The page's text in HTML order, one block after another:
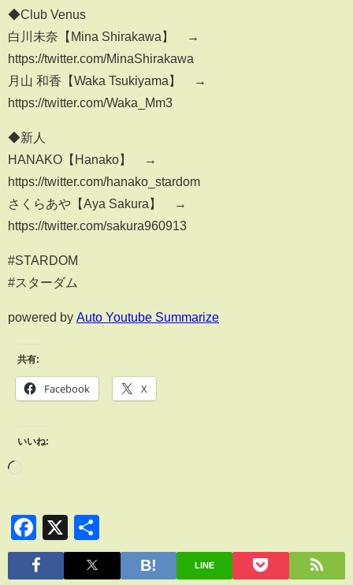
◆Club Venus
白川未奈【Mina Shirakawa】 →
https://twitter.com/MinaShirakawa
月山 和香【Waka Tsukiyama】 →
https://twitter.com/Waka_Mm3
◆新人
HANAKO【Hanako】 →
https://twitter.com/hanako_stardom
さくらあや【Aya Sakura】 →
https://twitter.com/sakura960913
#STARDOM
#スターダム
powered by Auto Youtube Summarize
共有:
Facebook X
いいね:
Facebook
X
有
LINE